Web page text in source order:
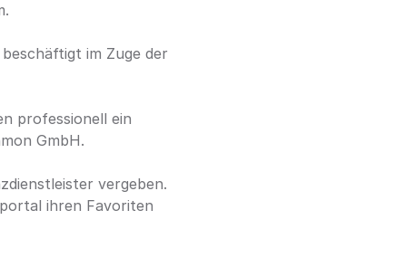
im Zuge der
professionell ein
GmbH.
vergeben.
ihren Favoriten